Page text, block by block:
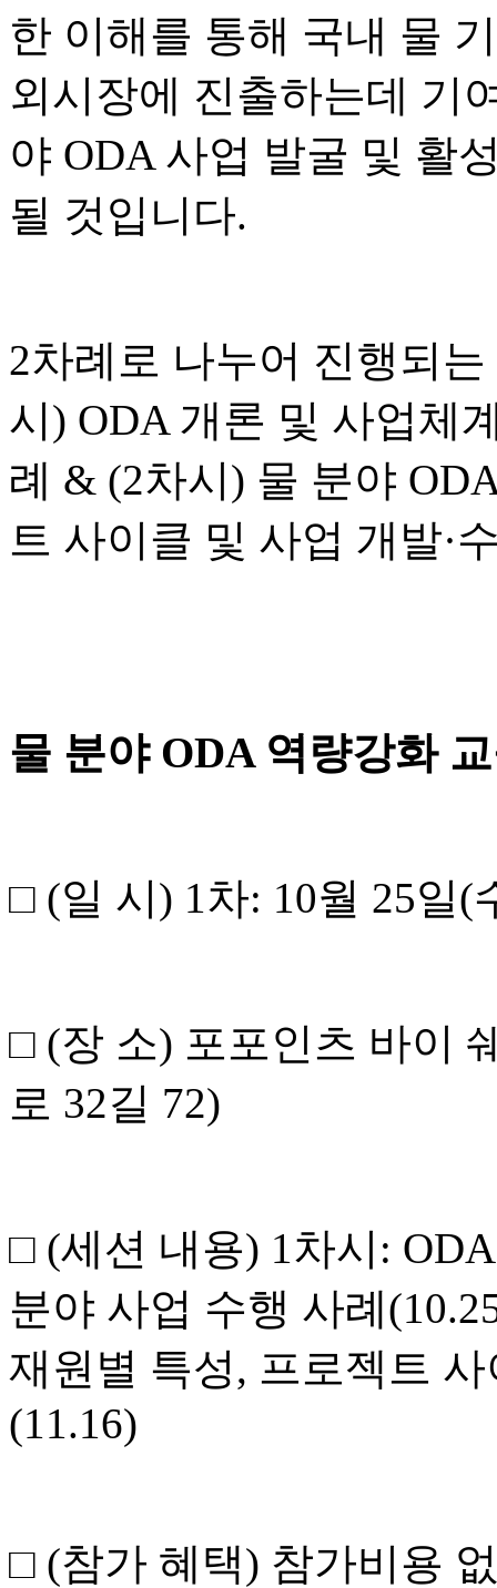
한 이해를 통해 국내 물
외시장에 진출하는데 기
야 ODA 사업 발굴 및 활
될 것입니다.
2차례로 나누어 진행되
시) ODA 개론 및 사업체
례 & (2차시) 물 분야
트 사이클 및 사업 개발·
물 분야 ODA 역량강화
□ (일 시) 1차: 10월 25일(
□ (장 소) 포포인츠 바이
로 32길 72)
□ (세션 내용) 1차시 :
분야 사업 수행 사례
재원별 특성, 프로젝트
(11.16)
□ (참가 혜택) 참가비용